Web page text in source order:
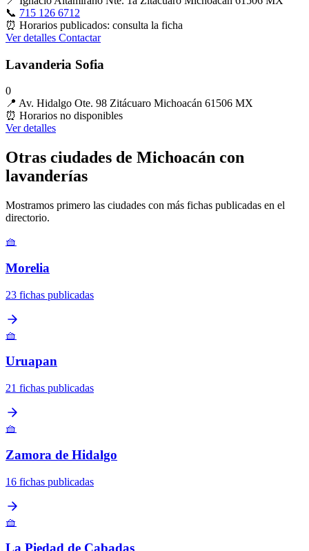
📞 715 126 6712
⏰ Horarios publicados: consulta la ficha
Ver detalles Contactar
Lavanderia Sofia
0
📍 Av. Hidalgo Ote. 98 Zitácuaro Michoacán 61506 MX
⏰ Horarios no disponibles
Ver detalles
Otras ciudades de Michoacán con
lavanderías
Mostramos primero las ciudades con más fichas publicadas en el
directorio.
🧺
Morelia
23 fichas publicadas
🧺
Uruapan
21 fichas publicadas
🧺
Zamora de Hidalgo
16 fichas publicadas
🧺
La Piedad de Cabadas